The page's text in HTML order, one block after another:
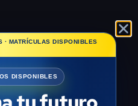
de calidad.
DE CLASES
2026